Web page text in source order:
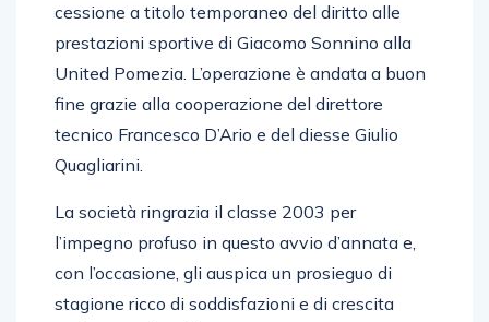
cessione a titolo temporaneo del diritto alle
prestazioni sportive di Giacomo Sonnino alla
United Pomezia. L’operazione è andata a buon
fine grazie alla cooperazione del direttore
tecnico Francesco D’Ario e del diesse Giulio
Quagliarini.
La società ringrazia il classe 2003 per
l’impegno profuso in questo avvio d’annata e,
con l’occasione, gli auspica un prosieguo di
stagione ricco di soddisfazioni e di crescita